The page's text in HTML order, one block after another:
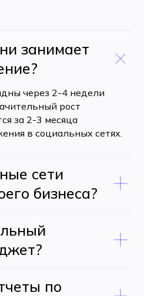
занимает
через 2-4 недели
рост
за 2-3 месяца
в социальных сетях.
сети
бизнеса?
по